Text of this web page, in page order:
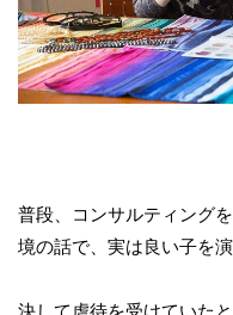
普段、コンサルティング
境の話で、実は良い子を
決して虐待を受けていた